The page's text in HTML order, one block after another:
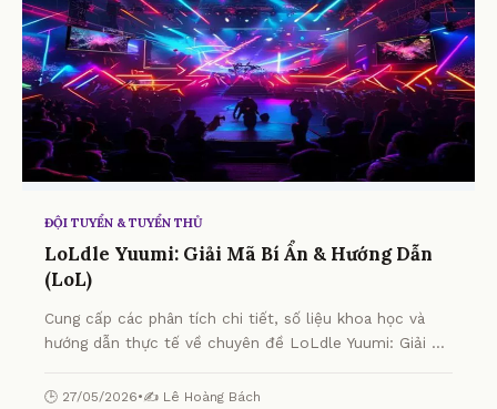
ĐỘI TUYỂN & TUYỂN THỦ
LoLdle Yuumi: Giải Mã Bí Ẩn & Hướng Dẫn
(LoL)
Cung cấp các phân tích chi tiết, số liệu khoa học và
hướng dẫn thực tế về chuyên đề LoLdle Yuumi: Giải Mã
🕒 27/05/2026•✍️ Lê Hoàng Bách